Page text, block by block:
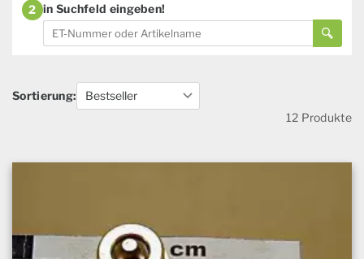
2 in Suchfeld eingeben!
Sortierung:
12 Produkte